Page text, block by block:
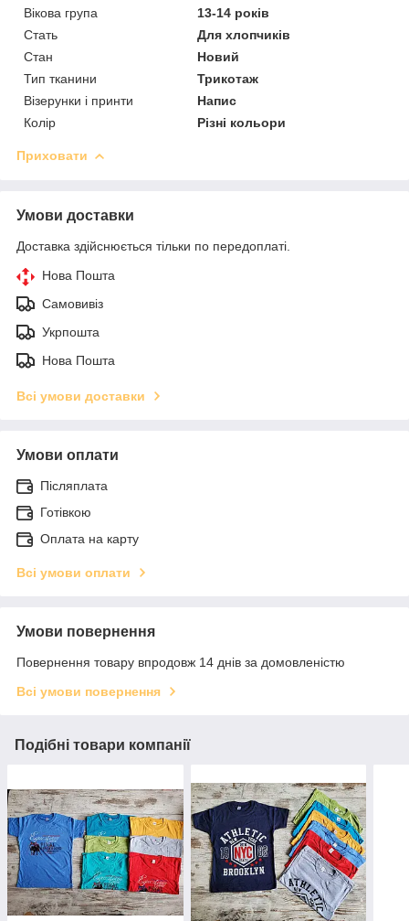
Вікова група
13-14 років
Стать
Для хлопчиків
Стан
Новий
Тип тканини
Трикотаж
Візерунки і принти
Напис
Колір
Різні кольори
Приховати
Умови доставки
Доставка здійснюється тільки по передоплаті.
Нова Пошта
Самовивіз
Укрпошта
Нова Пошта
Всі умови доставки
Умови оплати
Післяплата
Готівкою
Оплата на карту
Всі умови оплати
Умови повернення
Повернення товару впродовж 14 днів за домовленістю
Всі умови повернення
Подібні товари компанії